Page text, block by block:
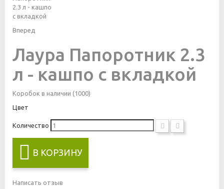
Вперед
Лаура Папоротник 2.3
л - кашпо с вкладкой
Коробок в наличии (1000)
Цвет
Количество
В КОРЗИНУ
Написать отзыв